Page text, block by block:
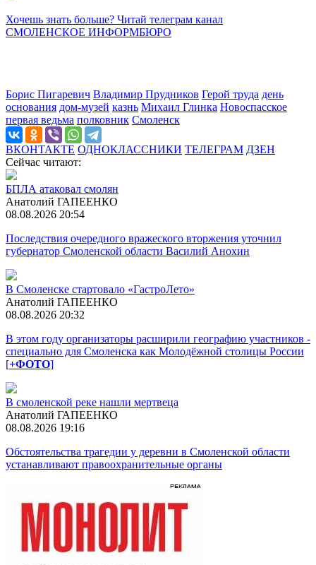
Хочешь знать больше? Читай телеграм канал
СМОЛЕНСКОЕ ИНФОРМБЮРО
Борис Пигаревич Владимир Прудников Герой труда день
основания дом-музей казнь Михаил Глинка Новоспасское
первая ведьма полковник Смоленск
ВКОНТАКТЕ ОДНОКЛАССНИКИ ТЕЛЕГРАМ ДЗЕН
Сейчас читают:
БПЛА атаковал смолян
Анатолий ГАПЕЕНКО
08.08.2026 20:54
Последствия очередного вражеского вторжения уточнил
губернатор Смоленской области Василий Анохин
В Смоленске стартовало «ГастроЛето»
Анатолий ГАПЕЕНКО
08.08.2026 20:32
В этом году организаторы расширили географию участников -
специально для Смоленска как Молодёжной столицы России
[+ФОТО]
В смоленской реке нашли мертвеца
Анатолий ГАПЕЕНКО
08.08.2026 19:16
Обстоятельства трагедии у деревни в Смоленской области
устанавливают правоохранительные органы